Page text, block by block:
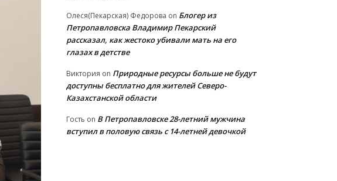
Олеся(Пекарская) Федорова on Блогер из
Петропавловска Владимир Пекарский
рассказал, как жестоко убивали мать на его
глазах в детстве
Виктория on Природные ресурсы больше не будут
доступны бесплатно для жителей Северо-
Казахстанской области
Гость on В Петропавловске 28-летний мужчина
вступил в половую связь с 14-летней девочкой